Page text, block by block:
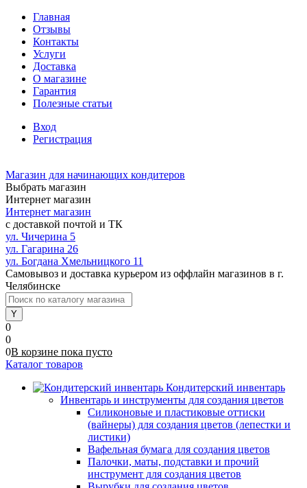
Главная
Отзывы
Контакты
Услуги
Доставка
О магазине
Гарантия
Полезные статьи
Вход
Регистрация
Магазин для начинающих кондитеров
Выбрать магазин
Интернет магазин
Интернет магазин
с доставкой почтой и ТК
ул. Чичерина 5
ул. Гагарина 26
ул. Богдана Хмельницкого 11
Самовывоз и доставка курьером из оффлайн магазинов в г.
Челябинске
0
0
0В корзине пока пусто
Каталог товаров
Кондитерский инвентарь
Инвентарь и инструменты для создания цветов
Силиконовые и пластиковые оттиски
(вайнеры) для создания цветов (лепестки и
листики)
Вафельная бумага для создания цветов
Палочки, маты, подставки и прочий
инструмент для создания цветов